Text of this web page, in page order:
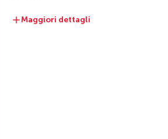
Maggiori dettagli